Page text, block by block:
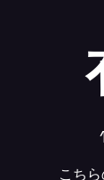
こち